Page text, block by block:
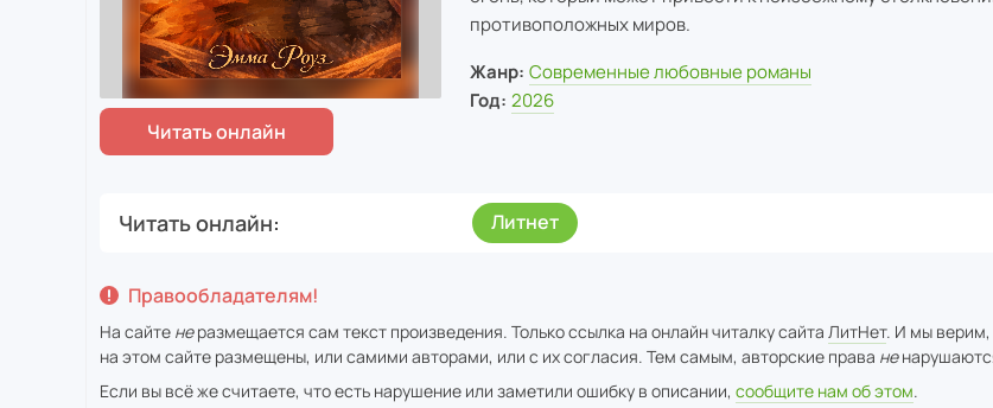
противоположных миров.
Жанр: Современные любовные романы
Год: 2026
Читать онлайн Литнет
Правообладателям!
На сайте неразмещается сам текст произведения. Только ссылка на онлайн читалку сайта ЛитНет. И мы верим,
на этом сайте размещены, или самими авторами, или с их согласия. Тем самым, авторские права не
Если вы всё же считаете, что есть нарушение или заметили ошибку в описании, сообщите нам об этом.